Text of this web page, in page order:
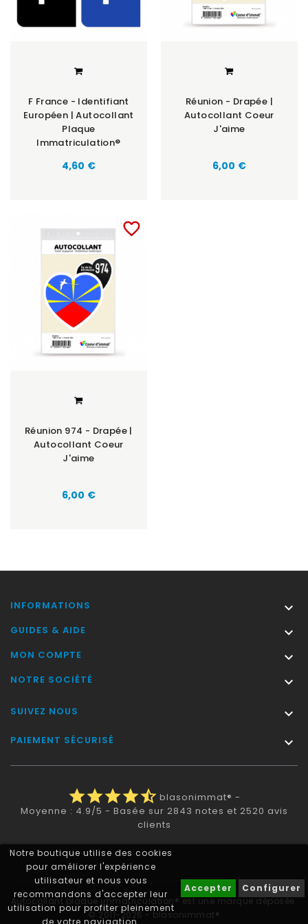
Notre boutique utilise des cookies
pour améliorer l'expérience
utilisateur et nous vous
recommandons d'accepter leur
utilisation pour profiter pleinement
de votre navigation.
Accepter Configurer
F France - Identifiant
Européen | Autocollant
Plaque
Immatriculation®
Prix
4,60 €
Réunion - Drapée |
Autocollant Coeur
J'aime
Prix
6,00 €
favorite_border
Réunion 974 - Drapée |
Autocollant Coeur
J'aime
Prix
6,00 €
INFORMATIONS 
GUIDES & AIDE 
MON COMPTE 
NOTRE SOCIÉTÉ 
SUIVEZ NOUS 
PAIEMENT SÉCURISÉ 
starstarstarstarstar_half blasonimmat® -
Moyenne : 4.9/5 - Basée sur 2843 notes et 2520 avis
clients
Autocollant plaque immatriculation® est une marque déposée.
© 2011-2026 - blasonimmat®